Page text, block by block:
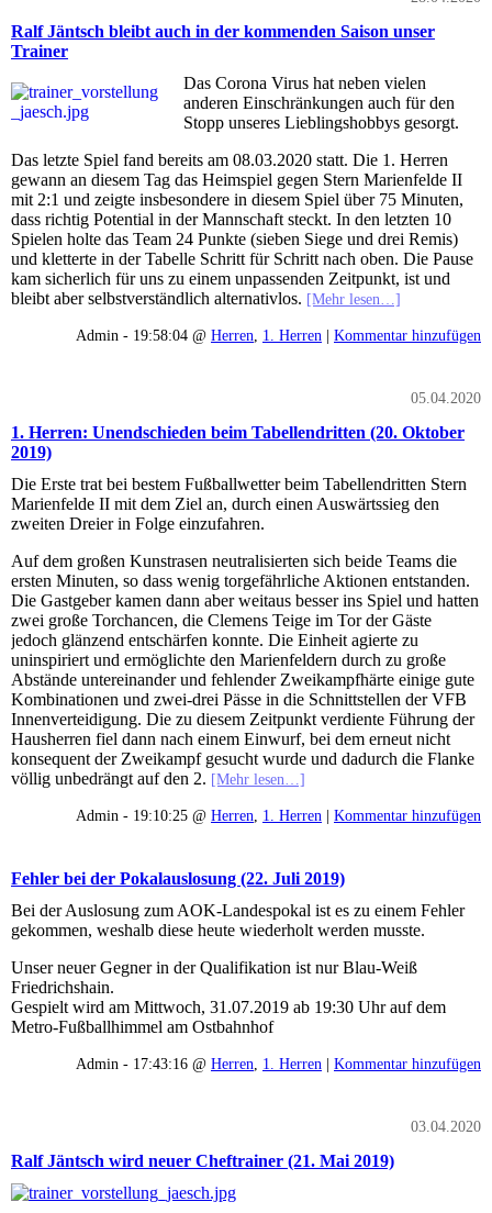
Ralf Jäntsch bleibt auch in der kommenden Saison unser
Trainer
Das Corona Virus hat neben vielen
anderen Einschränkungen auch für den
Stopp unseres Lieblingshobbys gesorgt.
Das letzte Spiel fand bereits am 08.03.2020 statt. Die 1. Herren
gewann an diesem Tag das Heimspiel gegen Stern Marienfelde II
mit 2:1 und zeigte insbesondere in diesem Spiel über 75 Minuten,
dass richtig Potential in der Mannschaft steckt. In den letzten 10
Spielen holte das Team 24 Punkte (sieben Siege und drei Remis)
und kletterte in der Tabelle Schritt für Schritt nach oben. Die Pause
kam sicherlich für uns zu einem unpassenden Zeitpunkt, ist und
bleibt aber selbstverständlich alternativlos. [Mehr lesen…]
Admin - 19:58:04 @ Herren 1. Herren | Kommentar hinzufügen
05.04.2020
1. Herren: Unendschieden beim Tabellendritten (20. Oktober
2019)
Die Erste trat bei bestem Fußballwetter beim Tabellendritten Stern
Marienfelde II mit dem Ziel an, durch einen Auswärtssieg den
zweiten Dreier in Folge einzufahren.
Auf dem großen Kunstrasen neutralisierten sich beide Teams die
ersten Minuten, so dass wenig torgefährliche Aktionen entstanden.
Die Gastgeber kamen dann aber weitaus besser ins Spiel und hatten
zwei große Torchancen, die Clemens Teige im Tor der Gäste
jedoch glänzend entschärfen konnte. Die Einheit agierte zu
uninspiriert und ermöglichte den Marienfeldern durch zu große
Abstände untereinander und fehlender Zweikampfhärte einige gute
Kombinationen und zwei-drei Pässe in die Schnittstellen der VFB
Innenverteidigung. Die zu diesem Zeitpunkt verdiente Führung der
Hausherren fiel dann nach einem Einwurf, bei dem erneut nicht
konsequent der Zweikampf gesucht wurde und dadurch die Flanke
völlig unbedrängt auf den 2. [Mehr lesen…]
Admin - 19:10:25 @ Herren, 1. Herren | Kommentar hinzufügen
Fehler bei der Pokalauslosung (22. Juli 2019)
Bei der Auslosung zum AOK-Landespokal ist es zu einem Fehler
gekommen, weshalb diese heute wiederholt werden musste.
Unser neuer Gegner in der Qualifikation ist nur Blau-Weiß
Friedrichshain.
Gespielt wird am Mittwoch, 31.07.2019 ab 19:30 Uhr auf dem
Metro-Fußballhimmel am Ostbahnhof
Admin - 17:43:16 @ Herren, 1. Herren | Kommentar hinzufügen
03.04.2020
Ralf Jäntsch wird neuer Cheftrainer (21. Mai 2019)